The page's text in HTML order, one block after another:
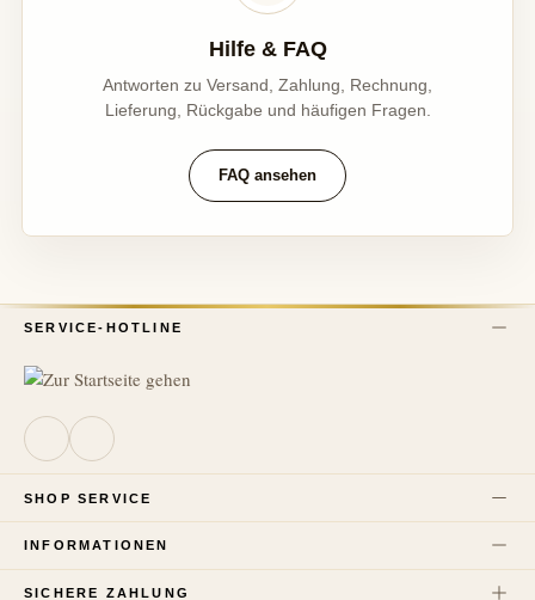
Hilfe & FAQ
Antworten zu Versand, Zahlung, Rechnung,
Lieferung, Rückgabe und häufigen Fragen.
FAQ ansehen
SERVICE-HOTLINE
SHOP SERVICE
INFORMATIONEN
SICHERE ZAHLUNG